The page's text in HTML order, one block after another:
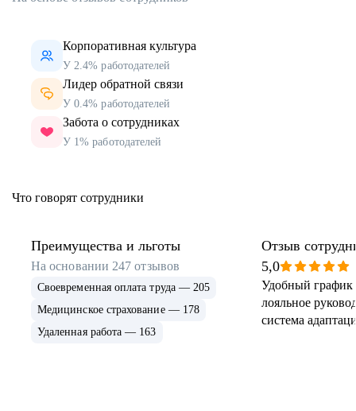
Корпоративная культура
У 2.4% работодателей
Лидер обратной связи
У 0.4% работодателей
Забота о сотрудниках
У 1% работодателей
Что говорят сотрудники
Преимущества и льготы
На основании 247 отзывов
Своевременная оплата труда — 205
Медицинское страхование — 178
Удаленная работа — 163
Отзыв
5,0
Удобный график
лояльное
система